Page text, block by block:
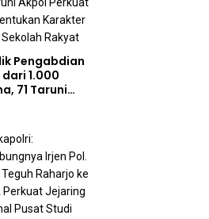
Pengabdian
dari 1.000
71 Taruni
Siswa
Rakyat